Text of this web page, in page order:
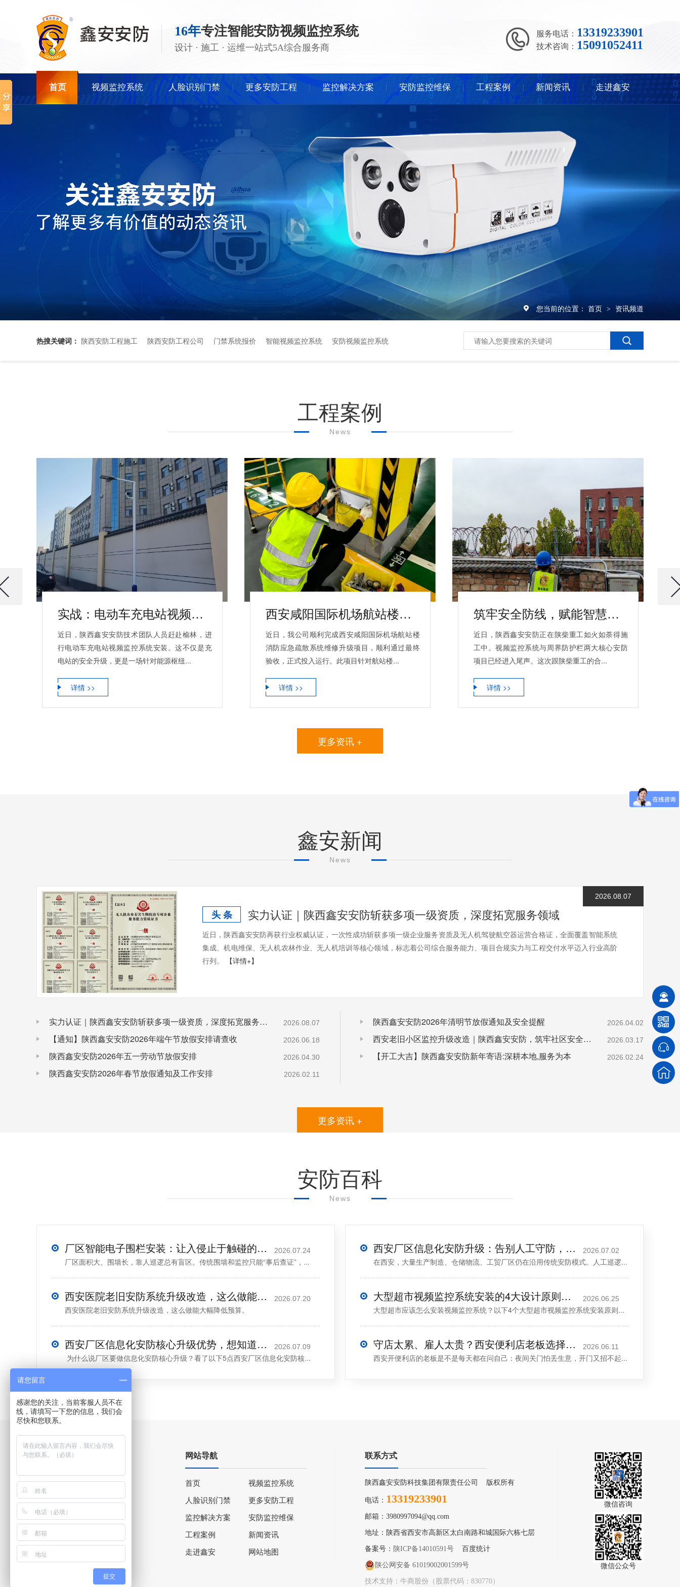
16年专注智能安防视频监控系统
设计 · 施工 · 运维一站式5A综合服务商
服务电话： 13319233901
技术咨询： 15091052411
首页 视频监控系统 人脸识别门禁 更多安防工程 监控解决方案 安防监控维保 工程案例 新闻资讯 走进鑫安
您当前的位置： 首页 > 资讯频道
热搜关键词： 陕西安防工程施工 陕西安防工程公司 门禁系统报价 智能视频监控系统 安防视频监控系统
工程案例
News
实战：电动车充电站视频监控系统安装进行中，您的场站何时升级？
近日，陕西鑫安安防技术团队人员赶赴榆林，进
行电动车充电站视频监控系统安装。这不仅是充
电站的安全升级，更是一场针对能源枢纽...
详情 >>
西安咸阳国际机场航站楼消防应急疏散系统维修升级工程圆满完成
近日，我公司顺利完成西安咸阳国际机场航站楼
消防应急疏散系统维修升级项目，顺利通过最终
验收，正式投入运行。此项目针对航站楼...
详情 >>
筑牢安全防线，赋能智慧厂区 | 陕西鑫安安防助力陕柴重工监控及电子围栏安全防护
近日，陕西鑫安安防正在陕柴重工如火如荼得施
工中。视频监控系统与周界防护栏两大核心安防
项目已经进入尾声。这次跟陕柴重工的合...
详情 >>
更多资讯 +
鑫安新闻
News
2026.08.07
头 条 实力认证｜陕西鑫安安防斩获多项一级资质，深度拓宽服务领域
近日，陕西鑫安安防再获行业权威认证，一次性成功斩获多项一级企业服务资质及无人机驾驶航空器运营合格证，全面覆盖智能系统
集成、机电维保、无人机农林作业、无人机培训等核心领域，标志着公司综合服务能力、项目合规实力与工程交付水平迈入行业高阶
行列。
【详情+】
实力认证｜陕西鑫安安防斩获多项一级资质，深度拓宽服务领域 2026.08.07
【通知】陕西鑫安安防2026年端午节放假安排请查收 2026.06.18
陕西鑫安安防2026年五一劳动节放假安排 2026.04.30
陕西鑫安安防2026年清明节放假通知及安全提醒 2026.04.02
西安老旧小区监控升级改造｜陕西鑫安安防，筑牢社区安全防线 2026.03.17
【开工大吉】陕西鑫安安防新年寄语:深耕本地,服务为本 2026.02.24
陕西鑫安安防2026年春节放假通知及工作安排 2026.02.11
更多资讯 +
安防百科
News
厂区智能电子围栏安装：让入侵止于触碰的第一时间 2026.07.24
厂区面积大、围墙长，靠人巡逻总有盲区。传统围墙和监控只能“事后查证”，...
西安医院老旧安防系统升级改造，这么做能大幅降低预算 2026.07.20
西安医院老旧安防系统升级改造，这么做能大幅降低预算。
西安厂区信息化安防核心升级优势，想知道的看过来！ 2026.07.09
为什么说厂区要做信息化安防核心升级？看了以下5点西安厂区信息化安防核...
西安厂区信息化安防升级：告别人工守防，用数字化筑牢厂区安全屏障 2026.07.02
在西安，大量生产制造、仓储物流、工贸厂区仍在沿用传统安防模式。人工巡逻...
大型超市视频监控系统安装的4大设计原则，速速查看！ 2026.06.25
大型超市应该怎么安装视频监控系统？以下4个大型超市视频监控系统安装原则...
守店太累、雇人太贵？西安便利店老板选择安装24小时云智售系统解决问题 2026.06.11
西安开便利店的老板是不是每天都在问自己：夜间关门怕丢生意，开门又招不起...
网站导航
首页 视频监控系统
人脸识别门禁 更多安防工程
监控解决方案 安防监控维保
工程案例 新闻资讯
走进鑫安 网站地图
联系方式
陕西鑫安安防科技集团有限责任公司 版权所有
电话： 13319233901
邮箱：3980997094@qq.com
地址：陕西省西安市高新区太白南路和城国际六栋七层
备案号： 陕ICP备14010591号 百度统计
陕公网安备 61019002001599号
技术支持：牛商股份（股票代码：830770）
微信咨询
微信公众号
请您留言
感谢您的关注，当前客服人员不在
线，请填写一下您的信息，我们会
尽快和您联系。
提交